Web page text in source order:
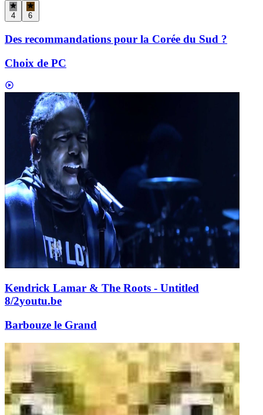
4 6
Des recommandations pour la Corée du Sud ?
Choix de PC
Kendrick Lamar & The Roots - Untitled
8/2youtu.be
Barbouze le Grand